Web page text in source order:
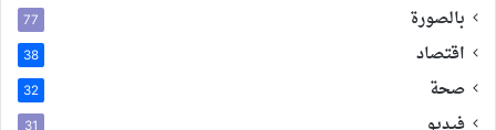
بالصورة 77
اقتصاد 38
صحة 32
31